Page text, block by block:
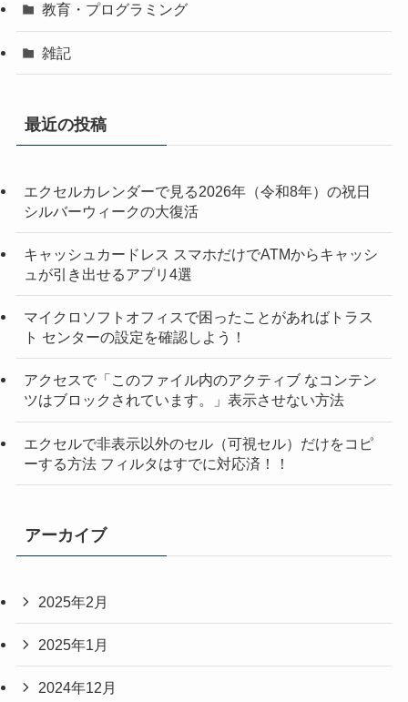
教育・プログラミング
雑記
最近の投稿
エクセルカレンダーで見る2026年（令和8年）の祝日
シルバーウィークの大復活
キャッシュカードレス スマホだけでATMからキャッシ
ュが引き出せるアプリ4選
マイクロソフトオフィスで困ったことがあればトラス
ト センターの設定を確認しよう！
アクセスで「このファイル内のアクティブ なコンテン
ツはブロックされています。」表示させない方法
エクセルで非表示以外のセル（可視セル）だけをコピ
ーする方法 フィルタはすでに対応済！！
アーカイブ
2025年2月
2025年1月
2024年12月